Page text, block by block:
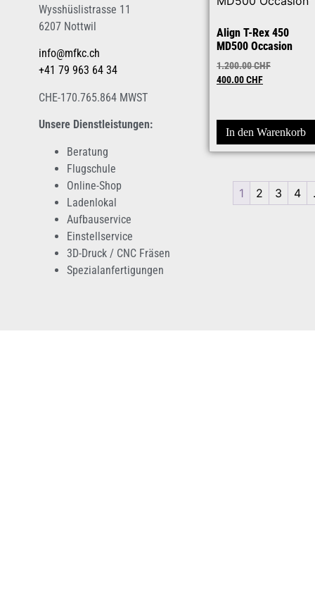
Wysshüslistrasse 11
6207 Nottwil
info@mfkc.ch
+41 79 963 64 34
CHE-170.765.864 MWST
Unsere Dienstleistungen:
Beratung
Flugschule
Online-Shop
Ladenlokal
Aufbauservice
Einstellservice
3D-Druck / CNC Fräsen
Spezialanfertigungen
Align T-Rex 450
MD500 Occasion
1.200.00CHF
400.00CHF
In den Warenkorb
1 2 3 4